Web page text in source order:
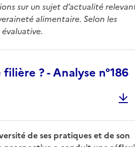
sur un sujet d’actualité
alimentaire. Selon les
? - Analyse n°186
de ses pratiques et de son